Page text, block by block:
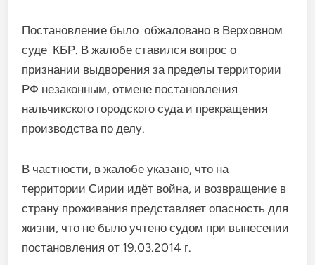
Постановление было обжаловано в Верховном
суде КБР. В жалобе ставился вопрос о
признании выдворения за пределы территории
РФ незаконным, отмене постановления
нальчикского городского суда и прекращения
производства по делу.
В частности, в жалобе указано, что на
территории Сирии идёт война, и возвращение в
страну проживания представляет опасность для
жизни, что не было учтено судом при вынесении
постановления от 19.03.2014 г.